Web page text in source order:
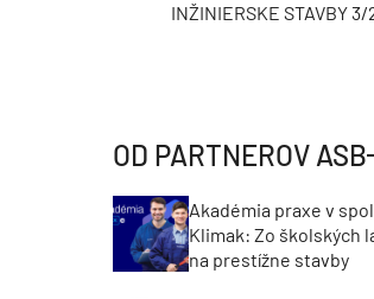
INŽINIERSKE STAVBY
OD PARTNEROV ASB
Akadémia praxe v
Klimak: Zo školských
na prestížne stavby